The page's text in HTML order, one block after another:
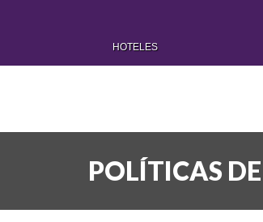
HOTELES
POLÍTICAS